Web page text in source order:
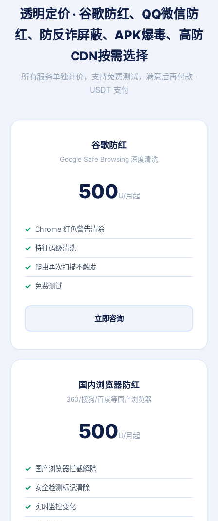
透明定价 · 谷歌防红、QQ微信防
红、防反诈屏蔽、APK爆毒、高防
CDN按需选择
所有服务单独计价，支持免费测试，满意后再付款 ·
USDT 支付
谷歌防红
Google Safe Browsing 深度清洗
500U/月起
Chrome 红色警告清除
特征码级清洗
爬虫再次扫描不触发
免费测试
立即咨询
国内浏览器防红
360/搜狗/百度等国产浏览器
500U/月起
国产浏览器拦截解除
安全检测标记清除
实时监控变化